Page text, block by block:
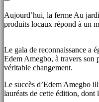
Aujourd’hui, la ferme Au
produits locaux répond à un
Le gala de reconnaissance a
Edem Amegbo, à travers son
véritable changement.
Le succès d’Edem Amegbo
lauréats de cette édition, dont